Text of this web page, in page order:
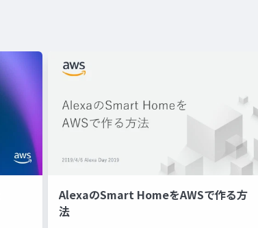
AlexaのSmart HomeをAWSで作る方
法